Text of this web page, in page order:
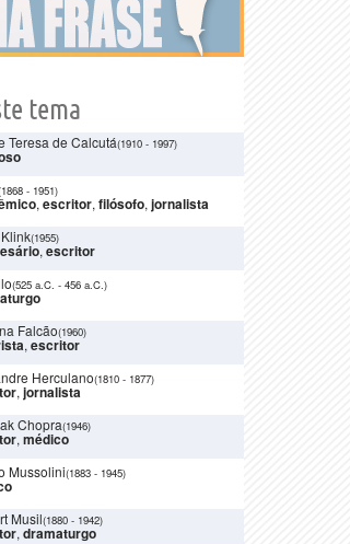
tema
Teresa de Calcutá(1910 - 1997)
- 1951)
, escritor, filósofo, jornalista
(1955)
, escritor
(525 a.C. - 456 a.C.)
Falcão(1960)
, escritor
Herculano(1810 - 1877)
, jornalista
Chopra(1946)
, médico
Mussolini(1883 - 1945)
Musil(1880 - 1942)
, dramaturgo